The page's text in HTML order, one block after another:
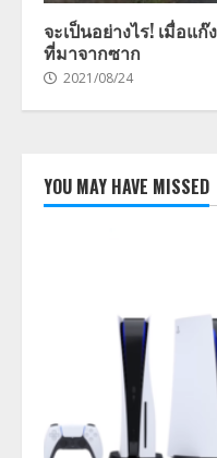
จะเป็นอย่างไร! เมื่อแ
ที่มาจากซาก
2021/08/24
YOU MAY HAVE MISSED